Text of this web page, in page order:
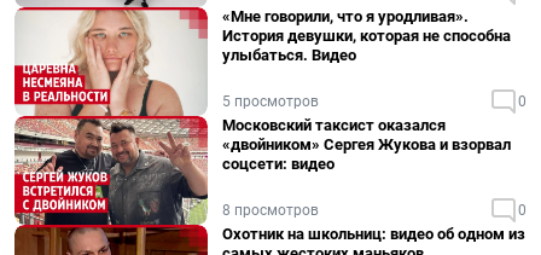
«Мне говорили, что я уродливая».
История девушки, которая не способна
улыбаться. Видео
5 просмотров 0
Московский таксист оказался
«двойником» Сергея Жукова и взорвал
соцсети: видео
8 просмотров 0
Охотник на школьниц: видео об одном из